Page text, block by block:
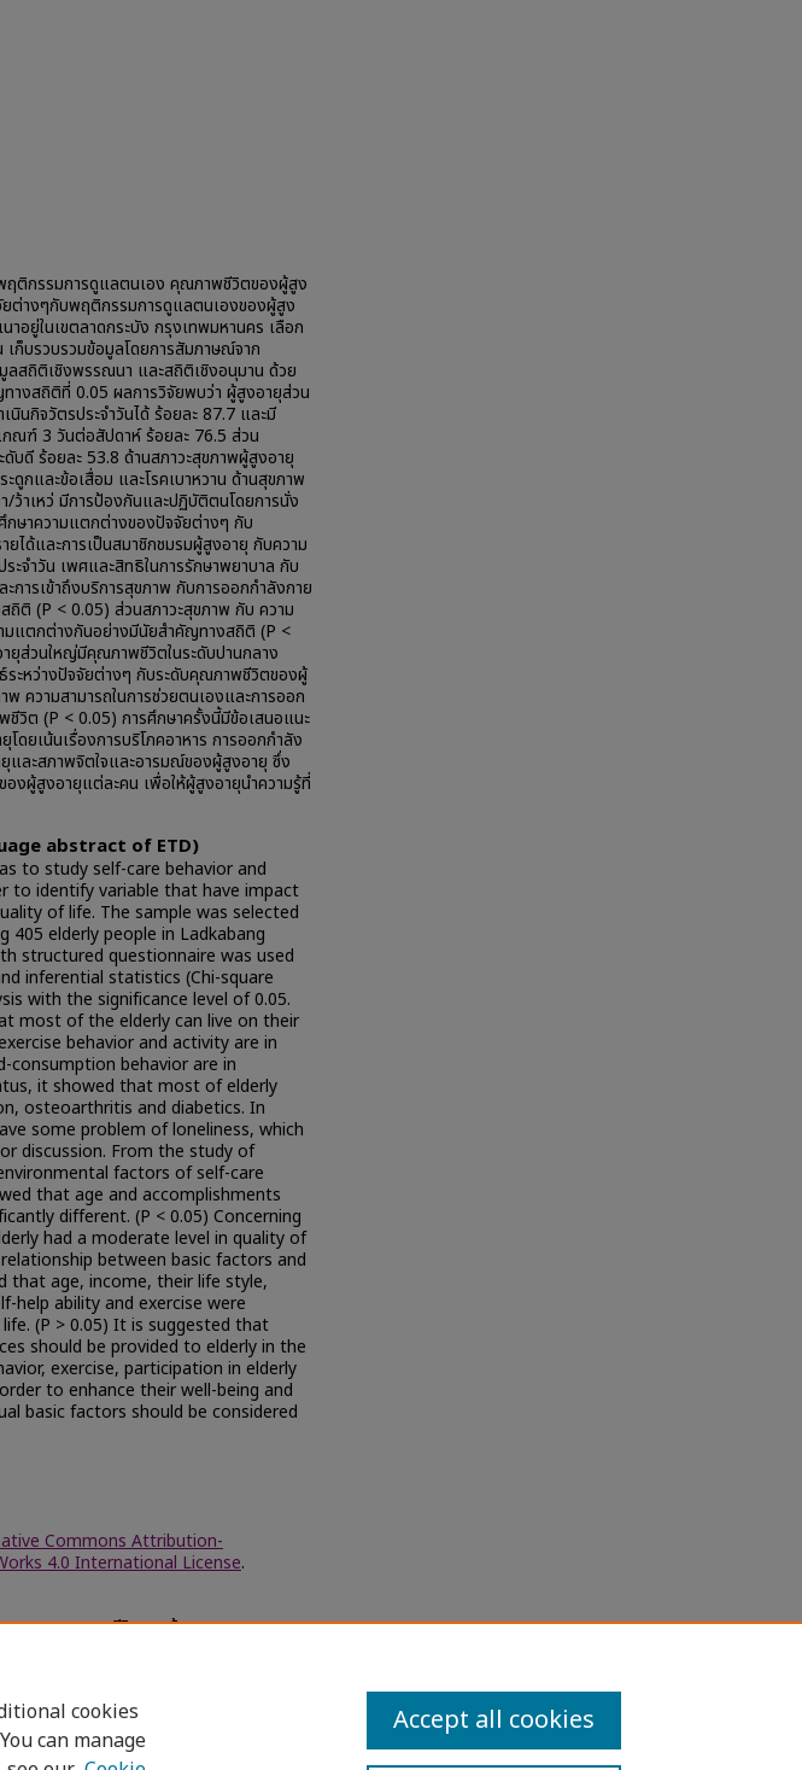
ฤติกรรมการดูแลตนเอง คุณภาพชีวิตของผู้สูง
ต่างๆกับพฤติกรรมการดูแลตนเองของผู้สูง
อยู่ในเขตลาดกระบัง กรุงเทพมหานคร เลือก
ก็บรวบรวมข้อมูลโดยการสัมภาษณ์จาก
ลสถิติเชิงพรรณนา และสถิติเชิงอนุมาน ด้วย
างสถิติที่ 0.05 ผลการวิจัยพบว่า ผู้สูงอายุส่วน
นินกิจวัตรประจำวันได้ ร้อยละ 87.7 และมี
ณฑ์ 3 วันต่อสัปดาห์ ร้อยละ 76.5 ส่วน
บดี ร้อยละ 53.8 ด้านสภาวะสุขภาพผู้สูงอายุ
ดูกและข้อเสื่อม และโรคเบาหวาน ด้านสุขภาพ
ว้าเหว่ มีการป้องกันและปฏิบัติตนโดยการนั่ง
ษาความแตกต่างของปัจจัยต่างๆ กับ
ได้และการเป็นสมาชิกชมรมผู้สูงอายุ กับความ
ะจำวัน เพศและสิทธิในการรักษาพยาบาล กับ
การเข้าถึงบริการสุขภาพ กับการออกกำลังกาย
ติ (P < 0.05) ส่วนสภาวะสุขภาพ กับ ความ
มแตกต่างกันอย่างมีนัยสำคัญทางสถิติ (P <
ส่วนใหญ่มีคุณภาพชีวิตในระดับปานกลาง
ะหว่างปัจจัยต่างๆ กับระดับคุณภาพชีวิตของผู้
ความสามารถในการช่วยตนเองและการออก
วิต (P < 0.05) การศึกษาครั้งนี้มีข้อเสนอแนะ
ดยเน้นเรื่องการบริโภคอาหาร การออกกำลัง
และสภาพจิตใจและอารมณ์ของผู้สูงอายุ ซึ่ง
งผู้สูงอายุแต่ละคน เพื่อให้ผู้สูงอายุนำความรู้ที่
abstract of ETD)
to study self-care behavior and
to identify variable that have impact
of life. The sample was selected
405 elderly people in Ladkabang
structured questionnaire was used
inferential statistics (Chi-square
with the significance level of 0.05.
most of the elderly can live on their
behavior and activity are in
consumption behavior are in
it showed that most of elderly
osteoarthritis and diabetics. In
some problem of loneliness, which
discussion. From the study of
factors of self-care
that age and accomplishments
different. (P < 0.05) Concerning
had a moderate level in quality of
between basic factors and
that age, income, their life style,
help ability and exercise were
(P > 0.05) It is suggested that
should be provided to elderly in the
exercise, participation in elderly
to enhance their well-being and
basic factors should be considered
Commons Attribution-
4.0 International License.
องและคุณภาพชีวิตของผู้สูงอายุเขต
cookies
can manage
Accept all cookies